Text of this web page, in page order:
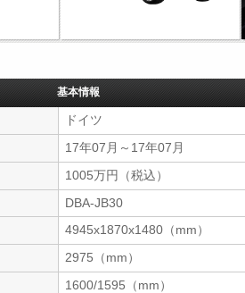
基本情報
ドイツ
17年07月～17年07月
1005万円（税込）
DBA-JB30
4945x1870x1480（mm）
2975（mm）
1600/1595（mm）